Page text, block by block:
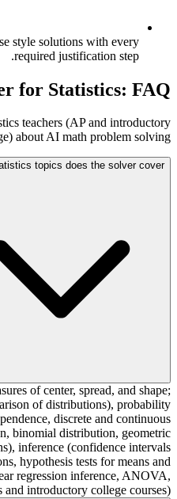
style solutions with every
required justification step.
for Statistics: FAQ
teachers (AP and introductory
about AI math problem solving.
topics does the solver cover?
of center, spread, and shape;
of distributions), probability
discrete and continuous
binomial distribution, geometric
inference (confidence intervals
hypothesis tests for means and
regression inference, ANOVA,
and introductory college courses).